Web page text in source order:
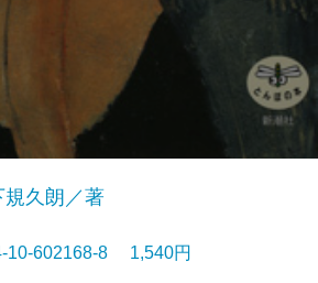
久朗／著
10-602168-8 1,540円